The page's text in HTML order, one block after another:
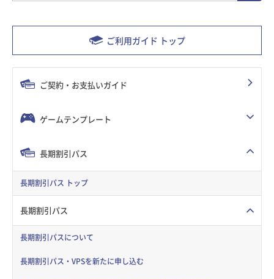
ご利用ガイド トップ
ご契約・お支払いガイド
ゲームテンプレート
長期割引パス
長期割引パス トップ
長期割引パス
長期割引パスについて
長期割引パス・VPSを新たに申し込む